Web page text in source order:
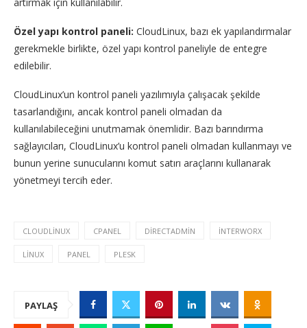
Özel yapı kontrol paneli: CloudLinux, bazı ek yapılandırmalar
gerekmekle birlikte, özel yapı kontrol paneliyle de entegre
edilebilir.
CloudLinux’un kontrol paneli yazılımıyla çalışacak şekilde
tasarlandığını, ancak kontrol paneli olmadan da
kullanılabileceğini unutmamak önemlidir. Bazı barındırma
sağlayıcıları, CloudLinux’u kontrol paneli olmadan kullanmayı ve
bunun yerine sunucularını komut satırı araçlarını kullanarak
yönetmeyi tercih eder.
CLOUDLINUX CPANEL DIRECTADMIN INTERWORX
LINUX PANEL PLESK
PAYLAŞ